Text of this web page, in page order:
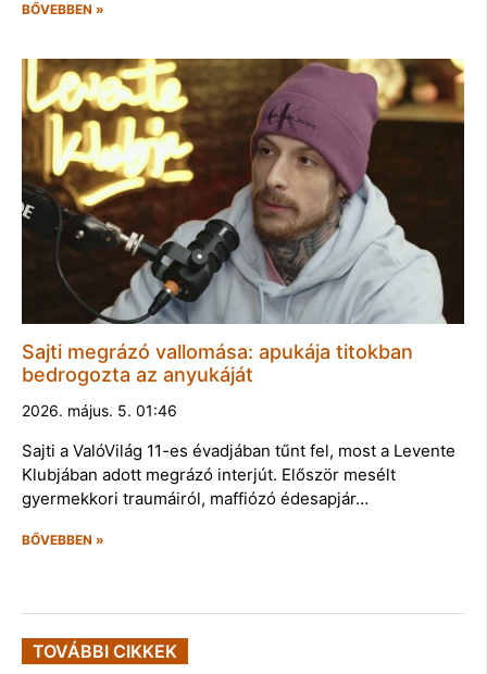
BŐVEBBEN »
Sajti megrázó vallomása: apukája titokban
bedrogozta az anyukáját
2026. május. 5. 01:46
Sajti a ValóVilág 11-es évadjában tűnt fel, most a Levente
Klubjában adott megrázó interjút. Először mesélt
gyermekkori traumáiról, maffiózó édesapjár…
BŐVEBBEN »
TOVÁBBI CIKKEK